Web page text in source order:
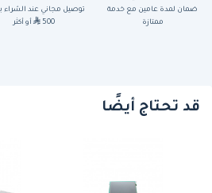
ضمان لمدة عامين مع خدمة
ممتازة
توصيل مجاني عند الشراء
500
أو أكثر
قد تحتاج أيضًا